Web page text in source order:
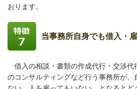
おります。
当事務所自身でも借入・
借入の相談・書類の作成代行・交渉代
のコンサルティングなど行う事務所が